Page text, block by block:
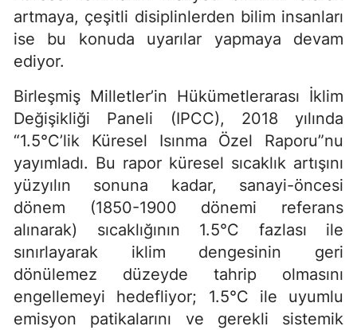
artmaya, çeşitli disiplinlerden bilim insanları
ise bu konuda uyarılar yapmaya devam
ediyor.
Birleşmiş Milletler’in Hükümetlerarası İklim
Değişikliği Paneli (IPCC), 2018 yılında
“1.5°C’lik Küresel Isınma Özel Raporu”nu
yayımladı. Bu rapor küresel sıcaklık artışını
yüzyılın sonuna kadar, sanayi-öncesi
dönem (1850-1900 dönemi referans
alınarak) sıcaklığının 1.5°C fazlası ile
sınırlayarak iklim dengesinin geri
dönülemez düzeyde tahrip olmasını
engellemeyi hedefliyor; 1.5°C ile uyumlu
emisyon patikalarını ve gerekli sistemik